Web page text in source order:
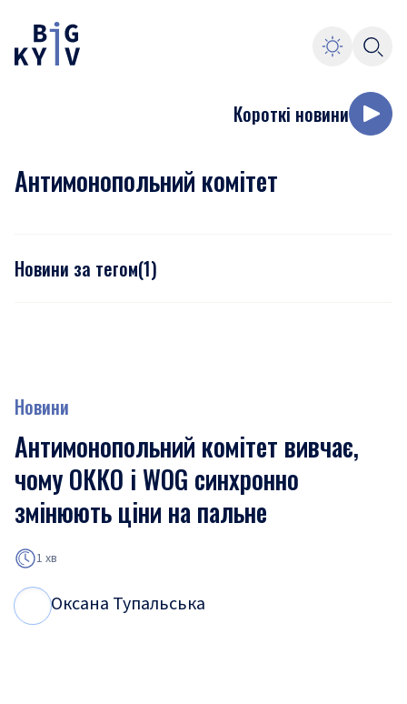
Короткі новини
Антимонопольний комітет
Новини за тегом(1)
Новини
Антимонопольний комітет вивчає,
чому ОККО і WOG синхронно
змінюють ціни на пальне
1 хв
Оксана Тупальська